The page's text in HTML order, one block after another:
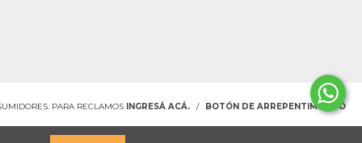
PARA RECLAMOS INGRESÁ ACÁ. / BOTÓN DE ARREPENTIMIENTO